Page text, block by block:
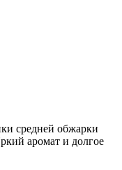
средней обжарки
аромат и долгое